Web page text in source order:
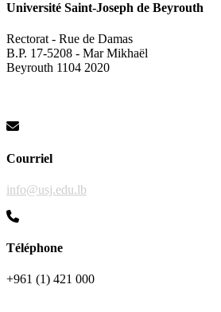
Université Saint-Joseph de Beyrouth
Rectorat - Rue de Damas
B.P. 17-5208 - Mar Mikhaël
Beyrouth 1104 2020
Courriel
info@usj.edu.lb
Téléphone
+961 (1) 421 000